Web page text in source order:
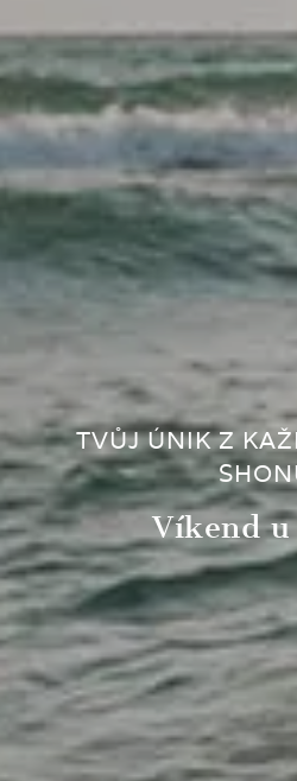
TVŮJ ÚNIK Z
Víkend